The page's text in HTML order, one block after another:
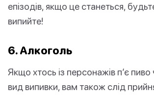
епізодів, якщо це станеться,
випийте!
6. Алкоголь
Якщо хтось із персонажів п’є
вид випивки, вам також слід